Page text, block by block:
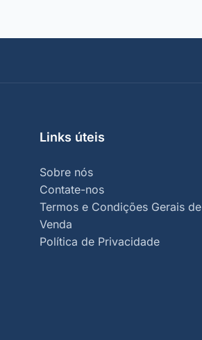
Links úteis
Sobre nós
Contate-nos
Termos e Condições Gerais de
Venda
Política de Privacidade